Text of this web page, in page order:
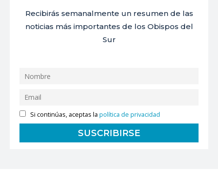
Recibirás semanalmente un resumen de las
noticias más importantes de los Obispos del
Sur
Si continúas, aceptas lapolítica de privacidad